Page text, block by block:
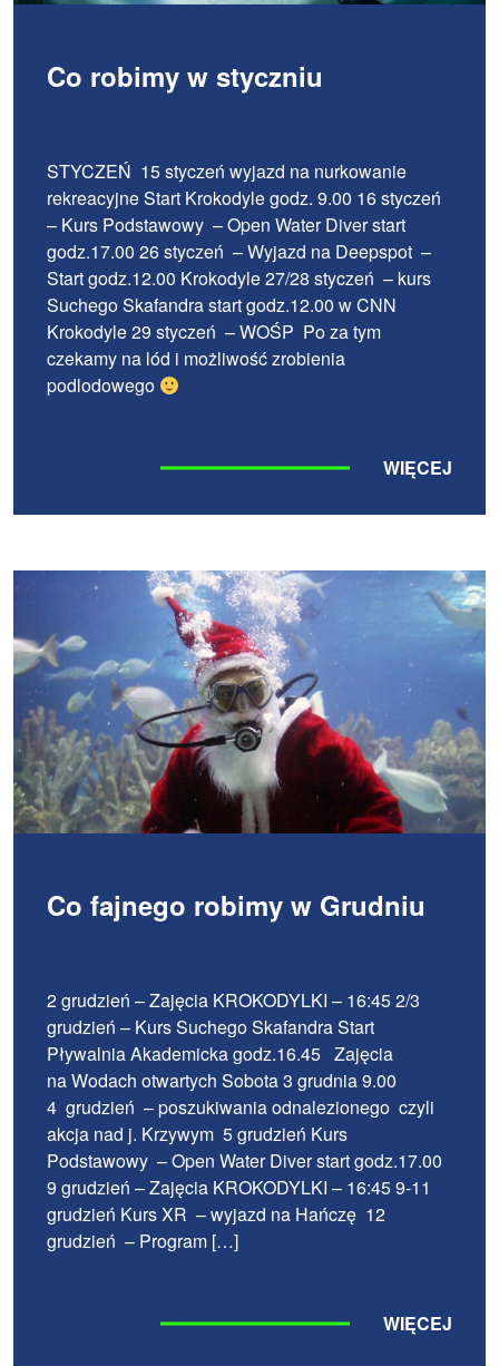
Co robimy w styczniu
STYCZEŃ 15 styczeń wyjazd na nurkowanie
rekreacyjne Start Krokodyle godz. 9.00 16 styczeń
– Kurs Podstawowy – Open Water Diver start
godz.17.00 26 styczeń – Wyjazd na Deepspot –
Start godz.12.00 Krokodyle 27/28 styczeń – kurs
Suchego Skafandra start godz.12.00 w CNN
Krokodyle 29 styczeń – WOŚP Po za tym
czekamy na lód i możliwość zrobienia
podlodowego
WIĘCEJ
Co fajnego robimy w Grudniu
2 grudzień – Zajęcia KROKODYLKI – 16:45 2/3
grudzień – Kurs Suchego Skafandra Start
Pływalnia Akademicka godz.16.45 Zajęcia
na Wodach otwartych Sobota 3 grudnia 9.00
4 grudzień – poszukiwania odnalezionego czyli
akcja nad j. Krzywym 5 grudzień Kurs
Podstawowy – Open Water Diver start godz.17.00
9 grudzień – Zajęcia KROKODYLKI – 16:45 9-11
grudzień Kurs XR – wyjazd na Hańczę 12
grudzień – Program […]
WIĘCEJ